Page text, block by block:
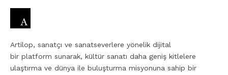
Artilop, sanatçı ve sanatseverlere yönelik dijital
bir platform sunarak, kültür sanatı daha geniş kitlelere
ulaştırma ve dünya ile buluşturma misyonuna sahip bir